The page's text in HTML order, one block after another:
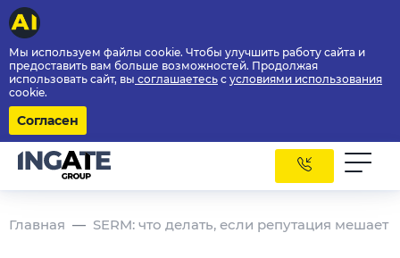
Мы используем файлы cookie. Чтобы улучшить работу сайта и
предоставить вам больше возможностей. Продолжая
использовать сайт, вы соглашаетесь с условиями использования
cookie.
Согласен
Главная SERM: что делать, если репутация